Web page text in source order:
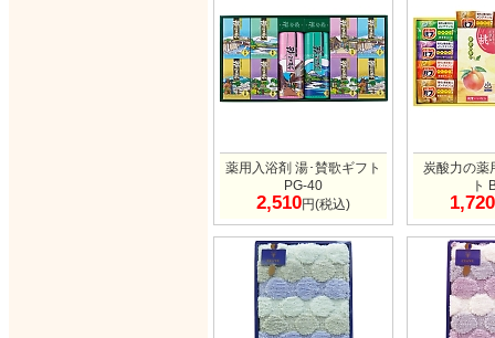
薬用入浴剤 湯･賛歌ギフト
PG-40
2,510円(税込)
炭酸力の薬
ト
1,720